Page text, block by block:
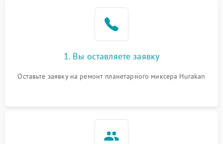
1. Вы оставляете заявку
Оставьте заявку на ремонт планетарного миксера Hurakan